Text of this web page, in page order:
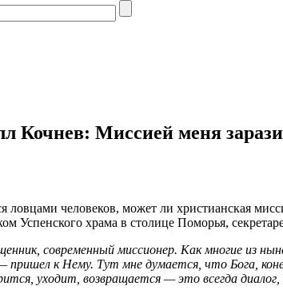
Кочнев: Миссией меня
ловцами человеков, может ли христианская
Успенского храма в столице Поморья,
современный миссионер. Как многие из
пришел к Нему. Тут мне думается, что Бога,
уходит, возвращается — это всегда